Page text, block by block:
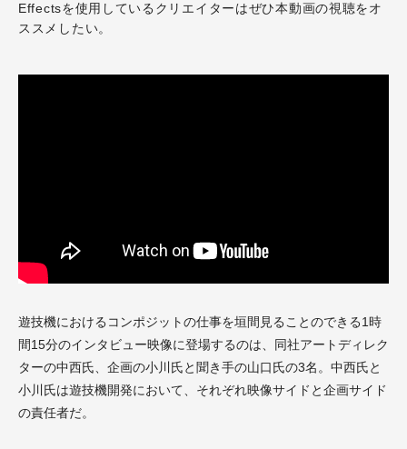
Effectsを使用しているクリエイターはぜひ本動画の視聴をオ
ススメしたい。
遊技機におけるコンポジットの仕事を垣間見ることのできる1時
間15分のインタビュー映像に登場するのは、同社アートディレク
ターの中西氏、企画の小川氏と聞き手の山口氏の3名。中西氏と
小川氏は遊技機開発において、それぞれ映像サイドと企画サイド
の責任者だ。